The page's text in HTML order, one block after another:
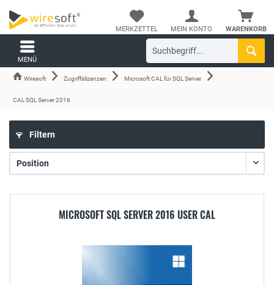
WARENKORB
MERKZETTEL MEIN KONTO
MENÜ
Wiresoft Zugriffslizenzen Microsoft CAL für SQL Server
CAL SQL Server 2016
Filtern
MICROSOFT SQL SERVER 2016 USER CAL